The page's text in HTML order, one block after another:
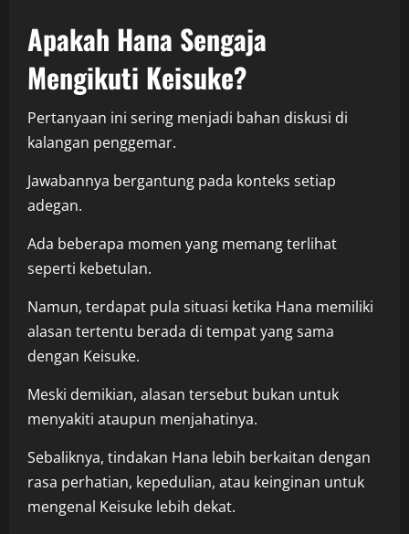
Apakah Hana Sengaja
Mengikuti Keisuke?
Pertanyaan ini sering menjadi bahan diskusi di
kalangan penggemar.
Jawabannya bergantung pada konteks setiap
adegan.
Ada beberapa momen yang memang terlihat
seperti kebetulan.
Namun, terdapat pula situasi ketika Hana memiliki
alasan tertentu berada di tempat yang sama
dengan Keisuke.
Meski demikian, alasan tersebut bukan untuk
menyakiti ataupun menjahatinya.
Sebaliknya, tindakan Hana lebih berkaitan dengan
rasa perhatian, kepedulian, atau keinginan untuk
mengenal Keisuke lebih dekat.